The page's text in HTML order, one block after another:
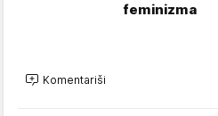
feminizma
Komentariši